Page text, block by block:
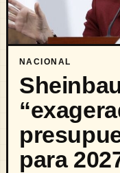
NACIONAL
para